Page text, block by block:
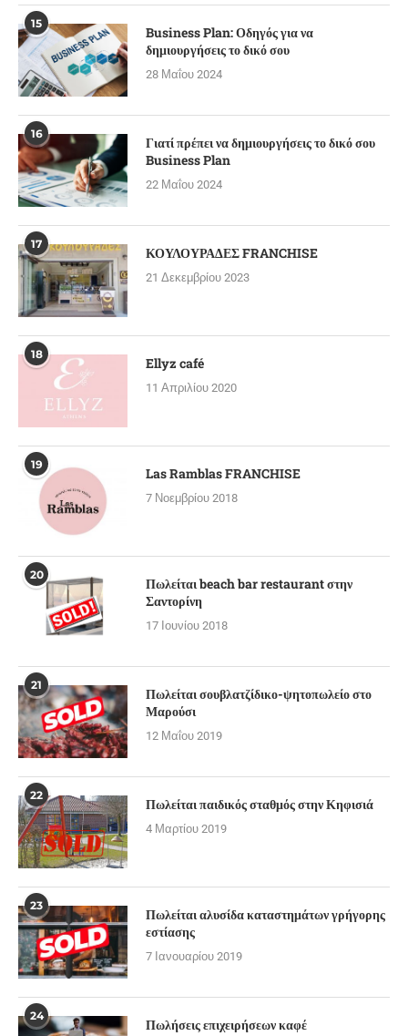
15
Business Plan: Οδηγός για να
δημιουργήσεις το δικό σου
28 Μαΐου 2024
16
Γιατί πρέπει να δημιουργήσεις το δικό σου
Business Plan
22 Μαΐου 2024
17 ΚΟΥΛΟΥΡΑΔΕΣ FRANCHISE
21 Δεκεμβρίου 2023
18 Ellyz café
11 Απριλίου 2020
19 Las Ramblas FRANCHISE
7 Νοεμβρίου 2018
20
Πωλείται beach bar restaurant στην
Σαντορίνη
17 Ιουνίου 2018
21
Πωλείται σουβλατζίδικο-ψητοπωλείο στο
Μαρούσι
12 Μαΐου 2019
22 Πωλείται παιδικός σταθμός στην Κηφισιά
4 Μαρτίου 2019
23
Πωλείται αλυσίδα καταστημάτων γρήγορης
εστίασης
7 Ιανουαρίου 2019
24 Πωλήσεις επιχειρήσεων καφέ